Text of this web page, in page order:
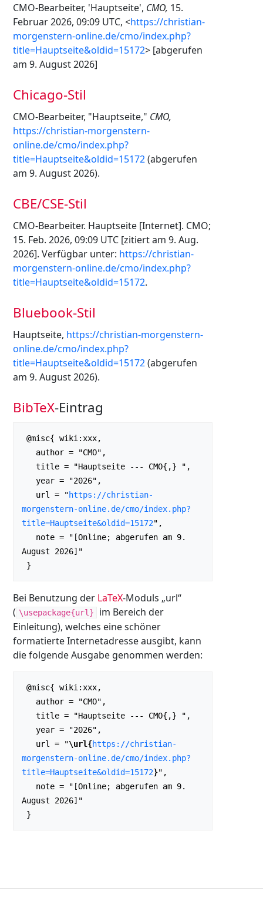
CMO-Bearbeiter, 'Hauptseite', CMO, 15.
Februar 2026, 09:09 UTC, <https://christian-
morgenstern-online.de/cmo/index.php?
title=Hauptseite&oldid=15172> [abgerufen
am 9. August 2026]
Chicago-Stil
CMO-Bearbeiter, "Hauptseite," CMO,
https://christian-morgenstern-
online.de/cmo/index.php?
title=Hauptseite&oldid=15172(abgerufen
am 9. August 2026).
CBE/CSE-Stil
CMO-Bearbeiter. Hauptseite [Internet]. CMO;
15. Feb. 2026, 09:09 UTC [zitiert am 9. Aug.
2026]. Verfügbar unter: https://christian-
morgenstern-online.de/cmo/index.php?
title=Hauptseite&oldid=15172.
Bluebook-Stil
Hauptseite, https://christian-morgenstern-
online.de/cmo/index.php?
title=Hauptseite&oldid=15172(abgerufen
am 9. August 2026).
BibTeX-Eintrag
   url = "
https://christian-
morgenstern-online.de/cmo/index.php?
title=Hauptseite&oldid=15172",
August 2026]"
Bei Benutzung der LaTeX-Moduls „url“
( \usepackage{url}
im Bereich der
Einleitung), welches eine schöner
formatierte Internetadresse ausgibt, kann
die folgende Ausgabe genommen werden:
   url = "
\url{https://christian-
morgenstern-online.de/cmo/index.php?
title=Hauptseite&oldid=15172}",
August 2026]"